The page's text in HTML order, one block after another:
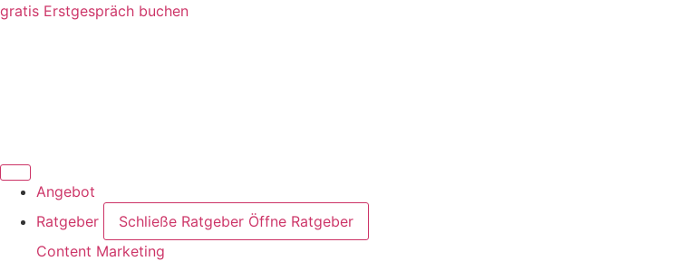
Zum
gratis Erstgespräch buchen
Angebot
Ratgeber
Schließe Ratgeber Öffne Ratgeber
Content Marketing